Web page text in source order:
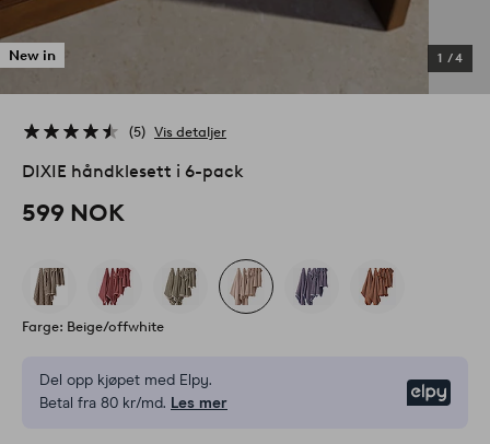
New in 1 /4
5 Vis detaljer
DIXIE håndklesett i 6-pack
599 NOK
Farge: Beige/offwhite
Del opp kjøpet med Elpy.
Betal fra 80 kr/md. Les mer